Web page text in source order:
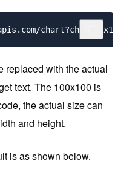
replaced with the actual
text. The 100x100 is
the actual size can
and height.
is as shown below.